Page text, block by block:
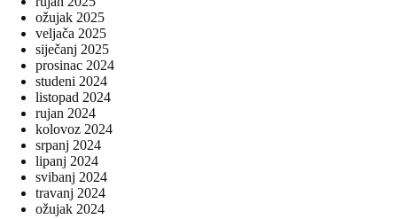
ožujak 2025
veljača 2025
siječanj 2025
prosinac 2024
studeni 2024
listopad 2024
rujan 2024
kolovoz 2024
srpanj 2024
lipanj 2024
svibanj 2024
travanj 2024
ožujak 2024